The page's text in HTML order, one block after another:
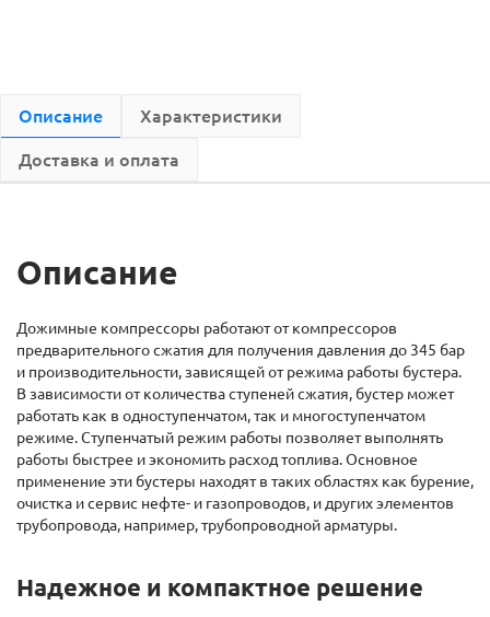
Описание Характеристики
Доставка и оплата
Описание
Дожимные компрессоры работают от компрессоров
предварительного сжатия для получения давления до 345 бар
и производительности, зависящей от режима работы бустера.
В зависимости от количества ступеней сжатия, бустер может
работать как в одноступенчатом, так и многоступенчатом
режиме. Ступенчатый режим работы позволяет выполнять
работы быстрее и экономить расход топлива. Основное
применение эти бустеры находят в таких областях как бурение,
очистка и сервис нефте- и газопроводов, и других элементов
трубопровода, например, трубопроводной арматуры.
Надежное и компактное решение